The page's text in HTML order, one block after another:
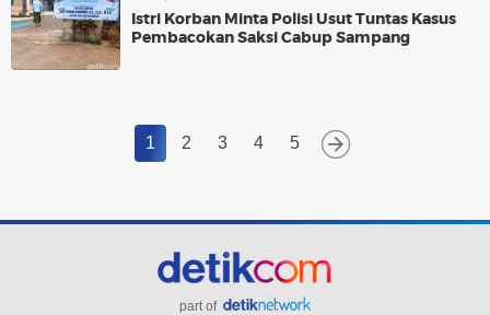
Istri Korban Minta Polisi Usut Tuntas Kasus
Pembacokan Saksi Cabup Sampang
1 2 3 4 5
part of